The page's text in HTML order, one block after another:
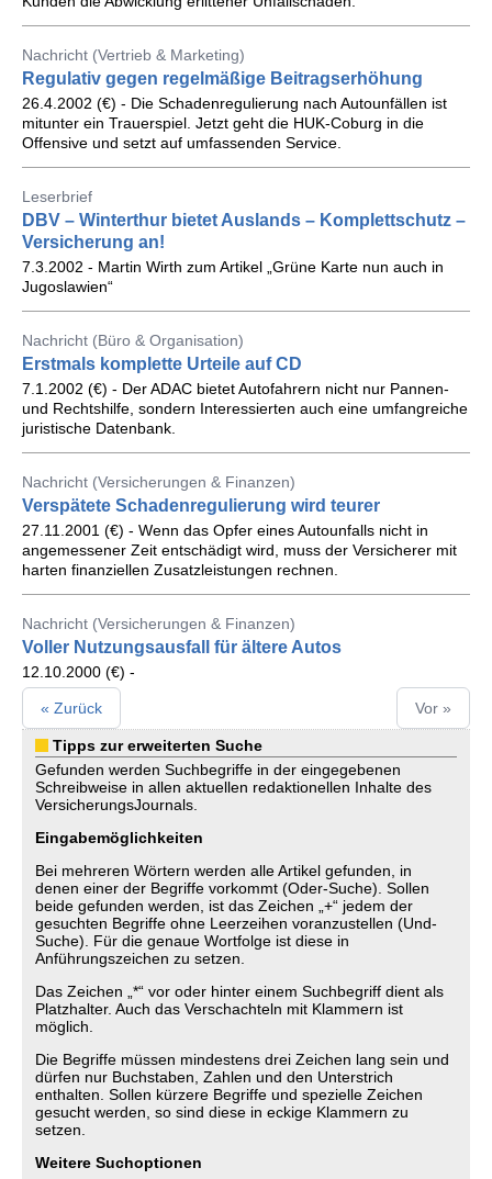
Nachricht (Vertrieb & Marketing)
Regulativ gegen regelmäßige Beitragserhöhung
26.4.2002 (€) - Die Schadenregulierung nach Autounfällen ist
mitunter ein Trauerspiel. Jetzt geht die HUK-Coburg in die
Offensive und setzt auf umfassenden Service.
Leserbrief
DBV – Winterthur bietet Auslands – Komplettschutz –
Versicherung an!
7.3.2002 - Martin Wirth zum Artikel „Grüne Karte nun auch in
Jugoslawien“
Nachricht (Büro & Organisation)
Erstmals komplette Urteile auf CD
7.1.2002 (€) - Der ADAC bietet Autofahrern nicht nur Pannen-
und Rechtshilfe, sondern Interessierten auch eine umfangreiche
juristische Datenbank.
Nachricht (Versicherungen & Finanzen)
Verspätete Schadenregulierung wird teurer
27.11.2001 (€) - Wenn das Opfer eines Autounfalls nicht in
angemessener Zeit entschädigt wird, muss der Versicherer mit
harten finanziellen Zusatzleistungen rechnen.
Nachricht (Versicherungen & Finanzen)
Voller Nutzungsausfall für ältere Autos
12.10.2000 (€) -
« Zurück Vor »
Tipps zur erweiterten Suche
Gefunden werden Suchbegriffe in der eingegebenen
Schreibweise in allen aktuellen redaktionellen Inhalte des
VersicherungsJournals.
Eingabemöglichkeiten
Bei mehreren Wörtern werden alle Artikel gefunden, in
denen einer der Begriffe vorkommt (Oder-Suche). Sollen
beide gefunden werden, ist das Zeichen „+“ jedem der
gesuchten Begriffe ohne Leerzeihen voranzustellen (Und-
Suche). Für die genaue Wortfolge ist diese in
Anführungszeichen zu setzen.
Das Zeichen „*“ vor oder hinter einem Suchbegriff dient als
Platzhalter. Auch das Verschachteln mit Klammern ist
möglich.
Die Begriffe müssen mindestens drei Zeichen lang sein und
dürfen nur Buchstaben, Zahlen und den Unterstrich
enthalten. Sollen kürzere Begriffe und spezielle Zeichen
gesucht werden, so sind diese in eckige Klammern zu
setzen.
Weitere Suchoptionen